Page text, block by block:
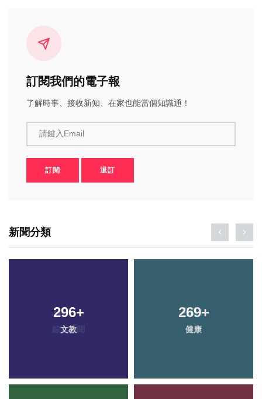
訂閱我們的電子報
了解時事、接收新知、在家也能當個知識通！
請鍵入Email
訂閱 退訂
新聞分類
296+
文教
269+
健康